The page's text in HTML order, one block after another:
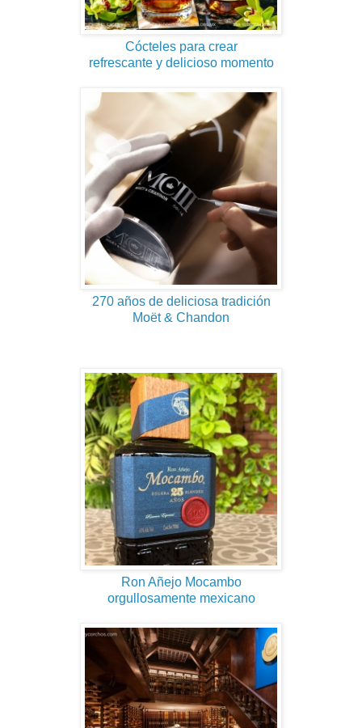
Cócteles para crear
refrescante y delicioso momento
270 años de deliciosa tradición
Moët & Chandon
Ron Añejo Mocambo
orgullosamente mexicano